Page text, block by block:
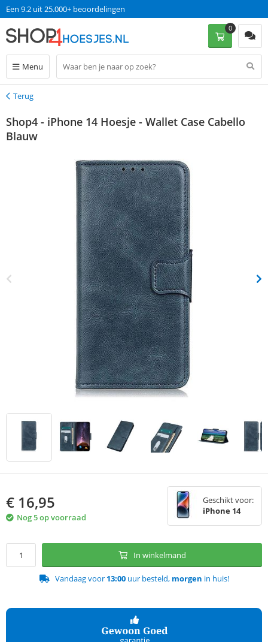
Een 9.2 uit 25.000+ beoordelingen
Menu
0
Terug
Terug
Shop4 - iPhone 14 Hoesje - Wallet Case Cabello
Blauw
€ 16,95
Nog 5 op voorraad
Geschikt voor:
iPhone 14
In winkelmand
Vandaag voor 13:00uur besteld, morgen in huis!